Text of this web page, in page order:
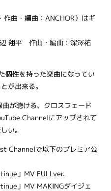
曲・編曲：ANCHOR）はギ
翔平 作曲・編曲：深澤祐
個性を持った楽曲になってい
が出来る。
が聴ける、クロスフェード
Channelにアップされて
い。
Channelで以下のプレミア公
」MV FULLver.
」MV MAKINGダイジェ